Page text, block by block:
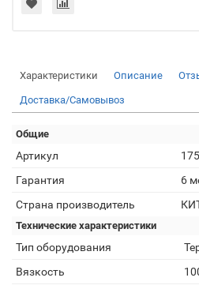
Характеристики Описание
Доставка/Самовывоз
Общие
Артикул
Гарантия
6
Страна производитель
Технические характеристики
Тип оборудования
Вязкость